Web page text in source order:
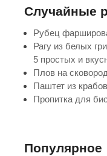
Случайные
Рубец
Рагу из белых
5 простых и
Плов на
Паштет из
Пропитка для
Популярное